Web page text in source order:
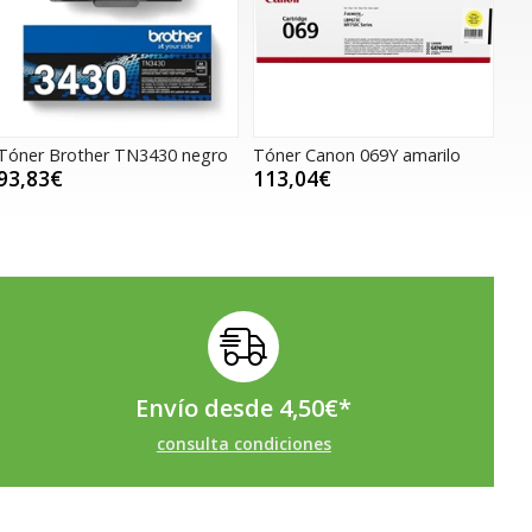
Brother TN3430 negro Tóner Canon 069Y amarilo
113,04€
Envío desde 4,50€*
consulta condiciones